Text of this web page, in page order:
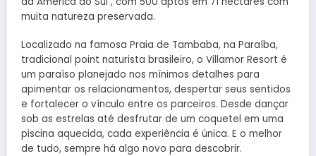
muita natureza preservada.
Localizado na famosa Praia de Tambaba, na Paraíba,
tradicional point naturista brasileiro, o Villamor Resort é
um paraíso planejado nos mínimos detalhes para
apimentar os relacionamentos, despertar seus sentidos
e fortalecer o vínculo entre os parceiros. Desde dançar
sob as estrelas até desfrutar de um coquetel em uma
piscina aquecida, cada experiência é única. E o melhor
de tudo, sempre há algo novo para descobrir.